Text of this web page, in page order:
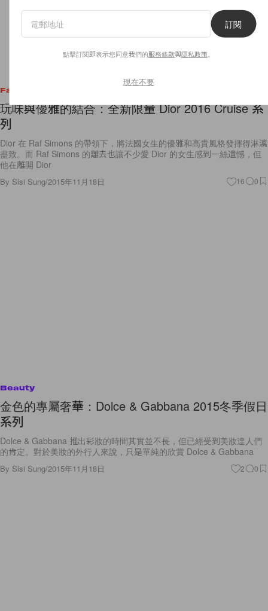
Fashion
玩味與優雅的結合：全新限量 Dior 2016 Cruise 系
列
Dior 在 Raf Simons 的帶領下，將法國女生的優雅和高貴風格發揮得淋漓
盡致。而 Raf Simons 的離去也讓不少愛 Dior 的女生感到一絲遺憾，但
他在離開 Dior
By Sisi Sung/2015年11月18日 16 0
Beauty
金色的專屬奢華：Dolce & Gabbana 2015冬季假日
系列
Dolce & Gabbana 推出彩妝的時間其實並不長，但已經受到美妝達人們
的肯定。對於美妝的外行人來說，只是單純的欣賞 Dolce & Gabbana
By Sisi Sung/2015年11月18日 2 0
訂閱
點擊訂閱即表示您同意我們的服務條款與隱私政策
現在不要